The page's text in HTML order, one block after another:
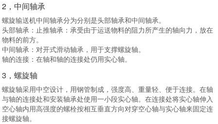
2，中间轴承
螺旋输送机中间轴承分为分别是头部轴承和中间轴承。
头部轴承：止推轴承：承受由于运送物料的阻力所产生的轴向力，放在
物料的前方。
中间轴承：对开式滑动轴承，用于支撑螺旋轴。
轴的连接：在轴和轴的连接处仍用实心轴。
3，螺旋轴
螺旋轴采用中空设计，用钢管制成，强度高、重量轻、便于连接。在轴
与轴的连接处和安装轴承处使用一小段实心轴。在连接处将实心轴伸入
空心轴内用高强度的螺栓按相互垂直方向对穿空心轴与实心轴来固定连
接螺旋轴。